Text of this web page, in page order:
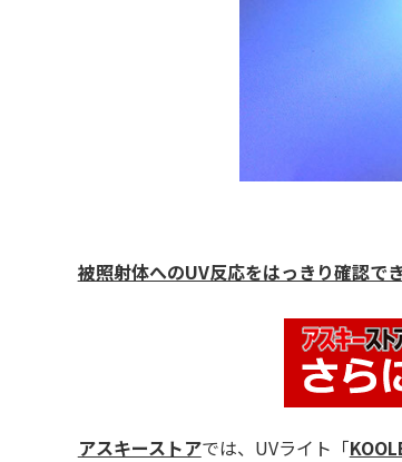
被照射体へのUV反応をはっきり確認で
アスキーストアでは、UVライト「